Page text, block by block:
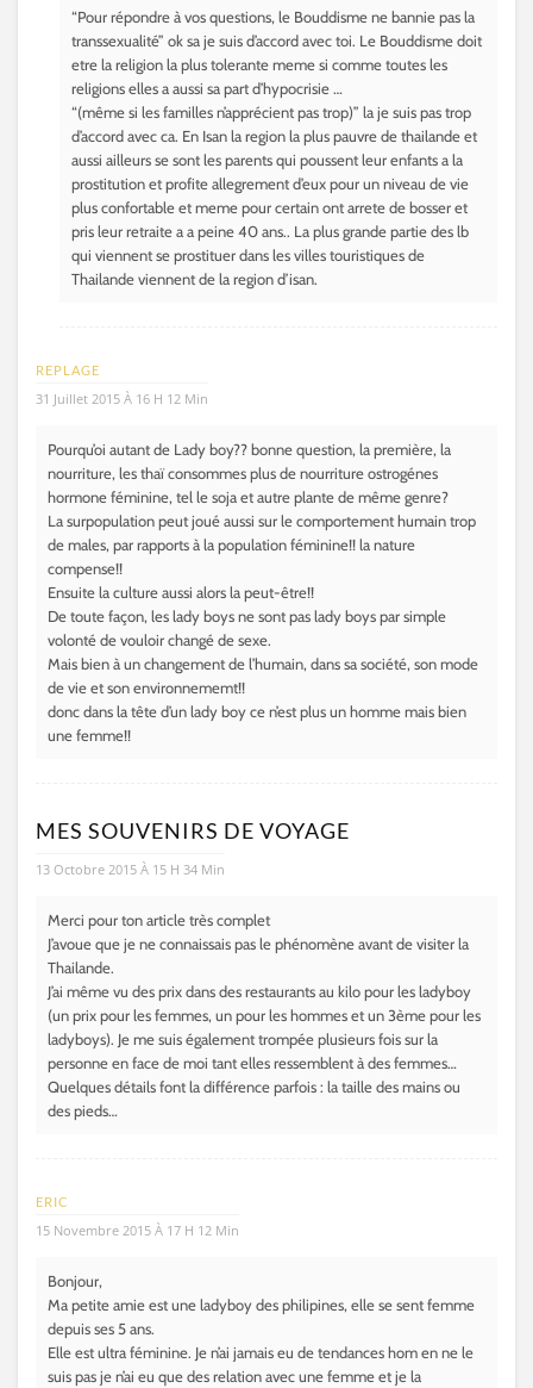
“Pour répondre à vos questions, le Bouddisme ne bannie pas la
transsexualité” ok sa je suis d’accord avec toi. Le Bouddisme doit
etre la religion la plus tolerante meme si comme toutes les
religions elles a aussi sa part d’hypocrisie …
“(même si les familles n’apprécient pas trop)” la je suis pas trop
d’accord avec ca. En Isan la region la plus pauvre de thailande et
aussi ailleurs se sont les parents qui poussent leur enfants a la
prostitution et profite allegrement d’eux pour un niveau de vie
plus confortable et meme pour certain ont arrete de bosser et
pris leur retraite a a peine 40 ans.. La plus grande partie des lb
qui viennent se prostituer dans les villes touristiques de
Thailande viennent de la region d’isan.
REPLAGE
31 Juillet 2015 À 16 H 12 Min
Pourqu’oi autant de Lady boy?? bonne question, la première, la
nourriture, les thaï consommes plus de nourriture ostrogénes
hormone féminine, tel le soja et autre plante de même genre?
La surpopulation peut joué aussi sur le comportement humain trop
de males, par rapports à la population féminine!! la nature
compense!!
Ensuite la culture aussi alors la peut-être!!
De toute façon, les lady boys ne sont pas lady boys par simple
volonté de vouloir changé de sexe.
Mais bien à un changement de l’humain, dans sa société, son mode
de vie et son environnememt!!
donc dans la tête d’un lady boy ce n’est plus un homme mais bien
une femme!!
MES SOUVENIRS DE VOYAGE
13 Octobre 2015 À 15 H 34 Min
Merci pour ton article très complet
J’avoue que je ne connaissais pas le phénomène avant de visiter la
Thailande.
J’ai même vu des prix dans des restaurants au kilo pour les ladyboy
(un prix pour les femmes, un pour les hommes et un 3ème pour les
ladyboys). Je me suis également trompée plusieurs fois sur la
personne en face de moi tant elles ressemblent à des femmes…
Quelques détails font la différence parfois : la taille des mains ou
des pieds…
ERIC
15 Novembre 2015 À 17 H 12 Min
Bonjour,
Ma petite amie est une ladyboy des philipines, elle se sent femme
depuis ses 5 ans.
Elle est ultra féminine. Je n’ai jamais eu de tendances hom en ne le
suis pas je n’ai eu que des relation avec une femme et je la